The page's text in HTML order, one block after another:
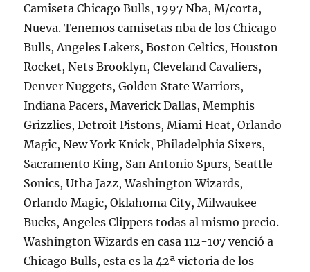
Camiseta Chicago Bulls, 1997 Nba, M/corta,
Nueva. Tenemos camisetas nba de los Chicago
Bulls, Angeles Lakers, Boston Celtics, Houston
Rocket, Nets Brooklyn, Cleveland Cavaliers,
Denver Nuggets, Golden State Warriors,
Indiana Pacers, Maverick Dallas, Memphis
Grizzlies, Detroit Pistons, Miami Heat, Orlando
Magic, New York Knick, Philadelphia Sixers,
Sacramento King, San Antonio Spurs, Seattle
Sonics, Utha Jazz, Washington Wizards,
Orlando Magic, Oklahoma City, Milwaukee
Bucks, Angeles Clippers todas al mismo precio.
Washington Wizards en casa 112-107 venció a
Chicago Bulls, esta es la 42ª victoria de los